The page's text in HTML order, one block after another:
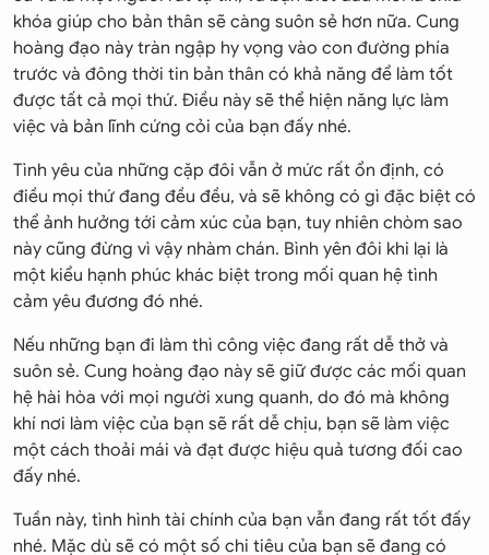
khóa giúp cho bản thân sẽ càng suôn sẻ hơn nữa. Cung
hoàng đạo này tràn ngập hy vọng vào con đường phía
trước và đông thời tin bản thân có khả năng để làm tốt
được tất cả mọi thứ. Điều này sẽ thể hiện năng lực làm
việc và bản lĩnh cứng cỏi của bạn đấy nhé.
Tình yêu của những cặp đôi vẫn ở mức rất ổn định, có
điều mọi thứ đang đều đều, và sẽ không có gì đặc biệt có
thể ảnh hưởng tới cảm xúc của bạn, tuy nhiên chòm sao
này cũng đừng vì vậy nhàm chán. Bình yên đôi khi lại là
một kiểu hạnh phúc khác biệt trong mối quan hệ tình
cảm yêu đương đó nhé.
Nếu những bạn đi làm thì công việc đang rất dễ thở và
suôn sẻ. Cung hoàng đạo này sẽ giữ được các mối quan
hệ hài hòa với mọi người xung quanh, do đó mà không
khí nơi làm việc của bạn sẽ rất dễ chịu, bạn sẽ làm việc
một cách thoải mái và đạt được hiệu quả tương đối cao
đấy nhé.
Tuần này, tình hình tài chính của bạn vẫn đang rất tốt đấy
nhé. Mặc dù sẽ có một số chi tiêu của bạn sẽ đang có